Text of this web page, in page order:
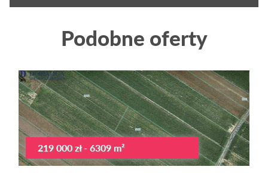
Podobne oferty
219 000 zł - 6309 m²